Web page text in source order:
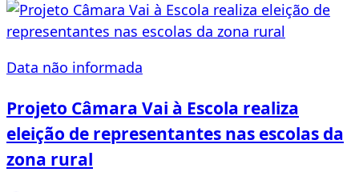
Data não informada
Projeto Câmara Vai à Escola realiza
eleição de representantes nas escolas da
zona rural